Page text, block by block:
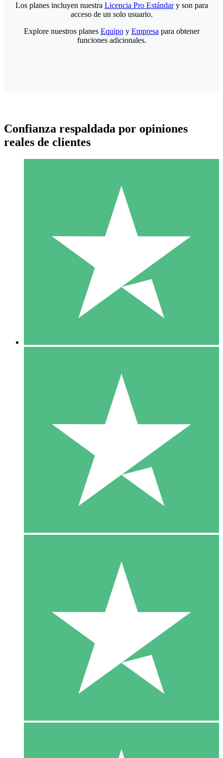
Paquetes de Créditos Individuales
Paga según el uso con créditos de descarga. Sin compromiso
10 00
10 Descargas
20 00
Los planes incluyen nuestra Licencia Pro Estándary son para
acceso de un solo usuario.
Explore nuestros planes Equipoy Empresa para obtener
funciones adicionales.
Confianza respaldada por opiniones
reales de clientes